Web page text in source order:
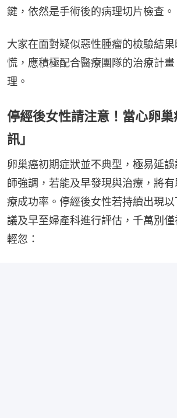
鍵，依然是手術後的病理切片檢查。
大家在面對疑似惡性腫瘤的檢驗結
慌，應積極配合醫療團隊的治療計
理。
停經後女性請注意！當心卵
訊」
卵巢癌初期症狀並不典型，極易延
師強調，若能及早發現與治療，將
療成功率。停經後女性若持續出現
議及早至婦產科進行評估，千萬別
輕忽：